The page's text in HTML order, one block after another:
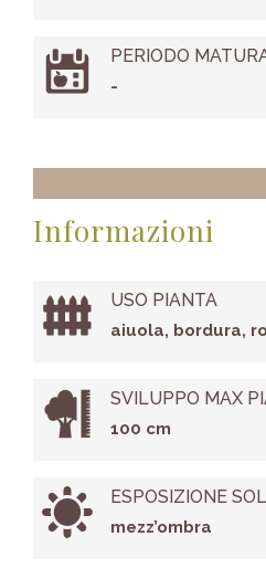
PERIODO
-
Informazioni
USO PIANTA
aiuola, bordura,
SVILUPPO MAX
100 cm
ESPOSIZIONE
mezz’ombra